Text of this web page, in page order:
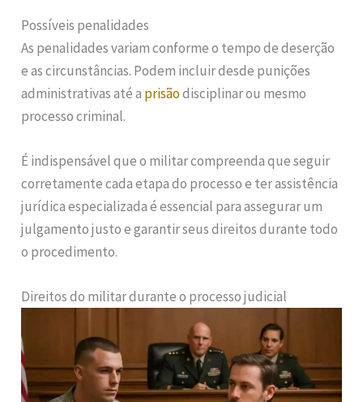
Possíveis penalidades
As penalidades variam conforme o tempo de deserção
e as circunstâncias. Podem incluir desde punições
administrativas até a prisãodisciplinar ou mesmo
processo criminal.
É indispensável que o militar compreenda que seguir
corretamente cada etapa do processo e ter assistência
jurídica especializada é essencial para assegurar um
julgamento justo e garantir seus direitos durante todo
o procedimento.
Direitos do militar durante o processo judicial